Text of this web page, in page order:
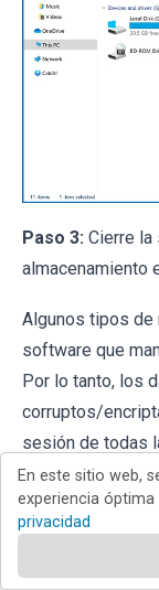
Paso 3: Cierre la
almacenamiento
Algunos tipos de
software que
Por lo tanto, los
corruptos/
sesión de todas
nube dentro de
relacionado.
temporalmente
hasta que la
En este sitio web,
experiencia
privacidad